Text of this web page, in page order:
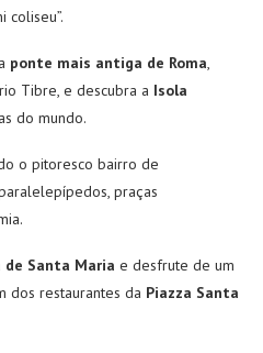
coliseu”.
ponte mais antiga de Roma,
Tibre, e descubra a Isola
do mundo.
o pitoresco bairro de
praças
de Santa Maria e desfrute de um
dos restaurantes da Piazza Santa